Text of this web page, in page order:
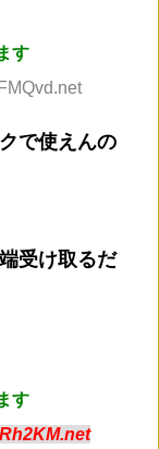
す
で使えんの
受け取るだ
す